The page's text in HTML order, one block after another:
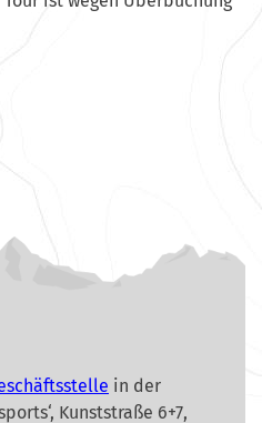
in der
Kunststraße 6+7,